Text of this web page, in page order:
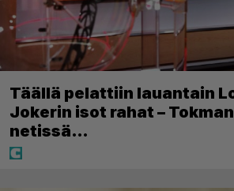
Täällä pelattiin lauantain
Jokerin isot rahat –
netissä…